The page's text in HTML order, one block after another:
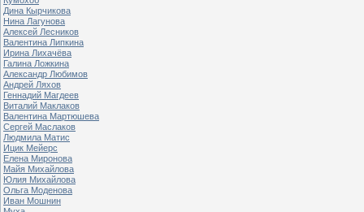
Дина Кырчикова
Нина Лагунова
Алексей Лесников
Валентина Липкина
Ирина Лихачёва
Галина Ложкина
Александр Любимов
Андрей Ляхов
Геннадий Магдеев
Виталий Маклаков
Валентина Мартюшева
Сергей Маслаков
Людмила Матис
Ицик Мейерс
Елена Миронова
Майя Михайлова
Юлия Михайлова
Ольга Моденова
Иван Мошнин